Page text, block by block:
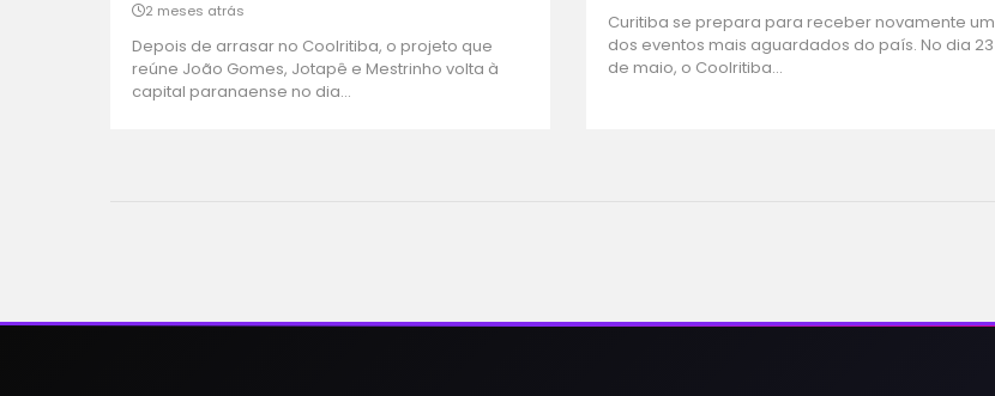
2 meses atrás
Depois de arrasar no Coolritiba, o projeto que
reúne João Gomes, Jotapê e Mestrinho volta à
capital paranaense no dia...
Curitiba se prepara para receber novamente um
dos eventos mais aguardados do país. No dia 23
de maio, o Coolritiba...